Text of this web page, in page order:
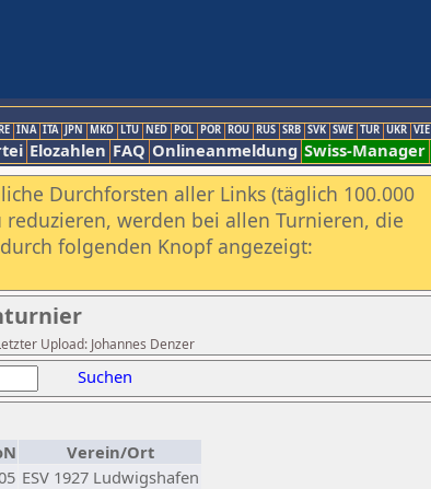
INA ITA JPN MKD LTU NED POL POR ROU RUS SRB SVK SWE TUR UKR VIE
Elozahlen FAQ Onlineanmeldung Swiss-Manager
Durchforsten aller Links (täglich 100.000
werden bei allen Turnieren, die
folgenden Knopf angezeigt:
Upload: Johannes Denzer
Suchen
Verein/Ort
ESV 1927 Ludwigshafen